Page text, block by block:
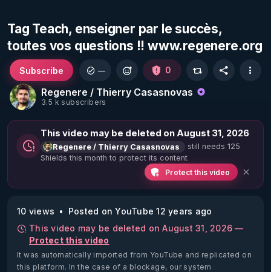
Tag Teach, enseigner par le succès,
toutes vos questions !! www.regenere.org
Regenere / Thierry Casasnovas
3.5 k subscribers
Subscribe — 0
This video may be deleted on August 31, 2026
Regenere / Thierry Casasnovas
still needs 125
Shields this month to protect its content
Protect this video
10 views
Posted on YouTube 12 years ago
This video may be deleted on August 31, 2026 —
Protect this video
It was automatically imported from YouTube and replicated on
this platform. In the case of a blockage, our system